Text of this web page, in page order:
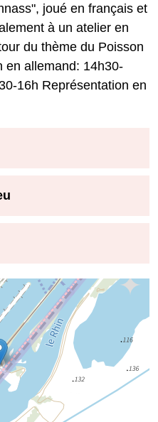
joué en français et
à un atelier en
du thème du Poisson
en allemand: 14h30-
16h Représentation en